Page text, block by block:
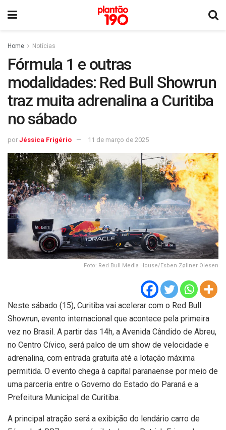
Home Notícias
Fórmula 1 e outras
modalidades: Red Bull Showrun
traz muita adrenalina a Curitiba
no sábado
por Jéssica Frigério 11 de março de 2025
Foto: Red Bull Media House/Esben Zøllner Olesen
Neste sábado (15), Curitiba vai acelerar com o Red Bull
Showrun, evento internacional que acontece pela primeira
vez no Brasil. A partir das 14h, a Avenida Cândido de Abreu,
no Centro Cívico, será palco de um show de velocidade e
adrenalina, com entrada gratuita até a lotação máxima
permitida. O evento chega à capital paranaense por meio de
uma parceria entre o Governo do Estado do Paraná e a
Prefeitura Municipal de Curitiba.
A principal atração será a exibição do lendário carro de